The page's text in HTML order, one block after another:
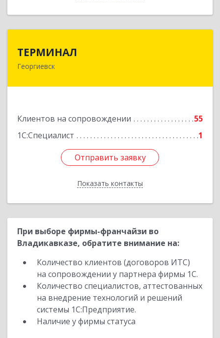
ТЕРМИНАЛ
Георгиевск
Клиентов на сопровождении
55
1С:Специалист
1
Отправить заявку
Показать контакты
357820, Ставропольский край, Георгиевск г,
Отправить заявку
Назад
При выборе фирмы-франчайзи во
Владикавказе, обратите внимание на:
Количество клиентов (договоров ИТС)
на сопровождении у партнера фирмы 1С.
Количество специалистов, аттестованных
на внедрение технологий и решений
системы 1С:Предприятие.
Наличие у фирмы статуса